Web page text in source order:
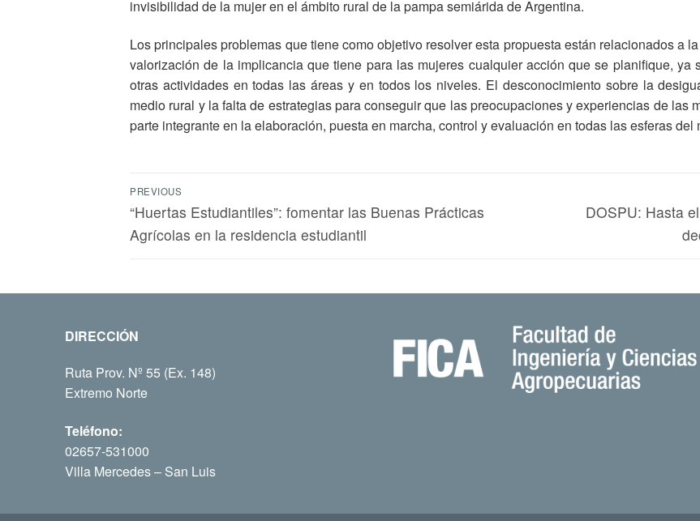
invisibilidad de la mujer en el ámbito rural de la pampa semiárida de Argentina.
Los principales problemas que tiene como objetivo resolver esta propuesta están relacionados a
valorización de la implicancia que tiene para las mujeres cualquier acción que se planifique, ya
otras actividades en todas las áreas y en todos los niveles. El desconocimiento sobre la
medio rural y la falta de estrategias para conseguir que las preocupaciones y experiencias de las
parte integrante en la elaboración, puesta en marcha, control y evaluación en todas las esferas del
PREVIOUS
“Huertas Estudiantiles”: fomentar las Buenas Prácticas
Agrícolas en la residencia estudiantil
DOSPU: Hasta
DIRECCIÓN
Ruta Prov. Nº 55 (Ex. 148)
Extremo Norte
Teléfono:
02657-531000
Villa Mercedes – San Luis